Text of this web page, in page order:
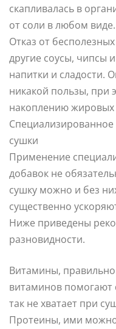
скапливалась в
от соли в любом виде.
Отказ от
другие соусы, чипсы
напитки и сладости.
никакой пользы, при
накоплению
сушки
Применение
добавок не
сушку можно и без
существенно
Ниже приведены
разновидности.
Витамины,
витаминов помогают
так не хватает при
Протеины, ими